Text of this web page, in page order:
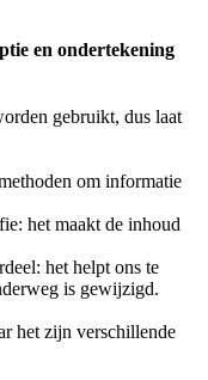
en ondertekening
gebruikt, dus laat
om informatie
het maakt de inhoud
het helpt ons te
is gewijzigd.
het zijn verschillende